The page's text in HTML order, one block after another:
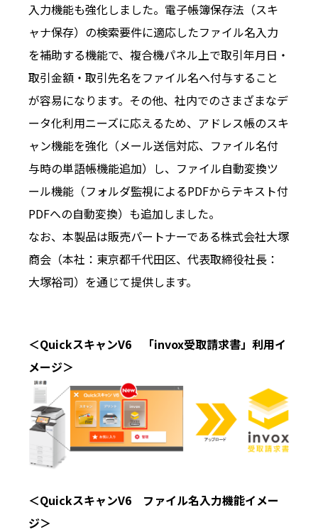
入力機能も強化しました。電子帳簿保存法（スキ
ャナ保存）の検索要件に適応したファイル名入力
を補助する機能で、複合機パネル上で取引年月日・
取引金額・取引先名をファイル名へ付与すること
が容易になります。その他、社内でのさまざまなデ
ータ化利用ニーズに応えるため、アドレス帳のスキ
ャン機能を強化（メール送信対応、ファイル名付
与時の単語帳機能追加）し、ファイル自動変換ツ
ール機能（フォルダ監視によるPDFからテキスト付
PDFへの自動変換）も追加しました。
なお、本製品は販売パートナーである株式会社大塚
商会（本社：東京都千代田区、代表取締役社長：
大塚裕司）を通じて提供します。
＜QuickスキャンV6 「invox受取請求書」利用イ
メージ＞
＜QuickスキャンV6 ファイル名入力機能イメー
ジ＞